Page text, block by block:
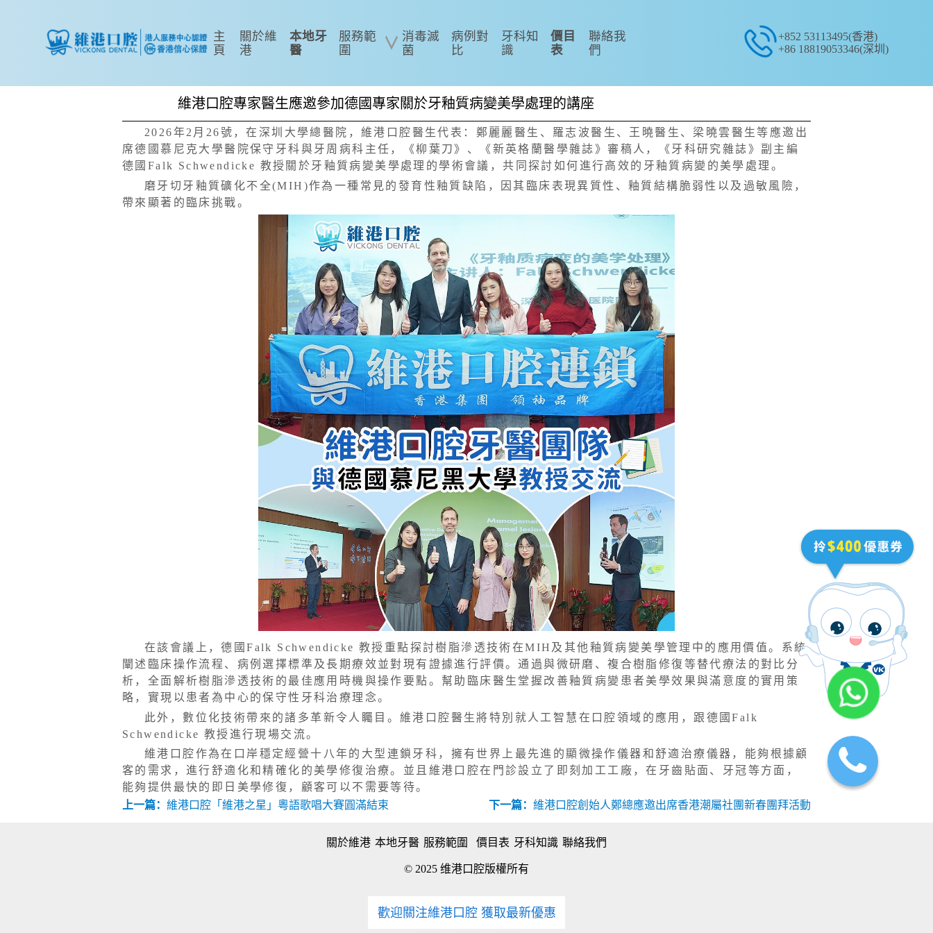
主
頁
關於維
港
本地牙
醫
服務範
圍
消毒滅
菌
病例對
比
牙科知
識
價目
表
聯絡我
們
+852 53113495(香港)
+86 18819053346(深圳)
維港口腔專家醫生應邀參加德國專家關於牙釉質病變美學處理的講座
2026年2月26號，在深圳大學總醫院，維港口腔醫生代表：鄭麗麗醫生、羅志波醫生、王曉醫生、梁曉雲醫生等應邀出
席德國慕尼克大學醫院保守牙科與牙周病科主任，《柳葉刀》、《新英格蘭醫學雜誌》審稿人，《牙科研究雜誌》副主編
德國Falk Schwendicke 教授關於牙釉質病變美學處理的學術會議，共同探討如何進行高效的牙釉質病變的美學處理。
磨牙切牙釉質礦化不全(MIH)作為一種常見的發育性釉質缺陷，因其臨床表現異質性、釉質結構脆弱性以及過敏風險，
帶來顯著的臨床挑戰。
在該會議上，德國Falk Schwendicke 教授重點探討樹脂滲透技術在MIH及其他釉質病變美學管理中的應用價值。系統
闡述臨床操作流程、病例選擇標準及長期療效並對現有證據進行評價。通過與微研磨、複合樹脂修復等替代療法的對比分
析，全面解析樹脂滲透技術的最佳應用時機與操作要點。幫助臨床醫生堂握改善釉質病變患者美學效果與滿意度的實用策
略，實現以患者為中心的保守性牙科治療理念。
此外，數位化技術帶來的諸多革新令人矚目。維港口腔醫生將特別就人工智慧在口腔領域的應用，跟德國Falk
Schwendicke 教授進行現場交流。
維港口腔作為在口岸穩定經營十八年的大型連鎖牙科，擁有世界上最先進的顯微操作儀器和舒適治療儀器，能夠根據顧
客的需求，進行舒適化和精確化的美學修復治療。並且維港口腔在門診設立了即刻加工工廠，在牙齒貼面、牙冠等方面，
能夠提供最快的即日美學修復，顧客可以不需要等待。
上一篇： 維港口腔「維港之星」粵語歌唱大賽圓滿結束 下一篇： 維港口腔創始人鄭總應邀出席香港潮屬社團新春團拜活動
關於維港 本地牙醫 服務範圍 價目表 牙科知識 聯絡我們
© 2025 维港口腔版權所有
歡迎關注維港口腔 獲取最新優惠